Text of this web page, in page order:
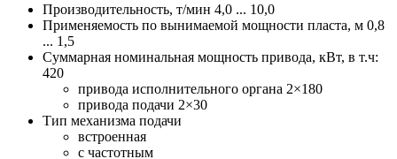
Производительность, т/мин 4,0 ... 10,0
Применяемость по вынимаемой мощности пласта, м 0,8
... 1,5
Суммарная номинальная мощность привода, кВт, в т.ч:
420
привода исполнительного органа 2×180
привода подачи 2×30
Тип механизма подачи
встроенная
с частотным